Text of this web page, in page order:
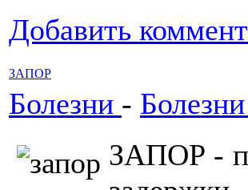
Добавить
ЗАПОР
Болезни -
ЗАПОР -